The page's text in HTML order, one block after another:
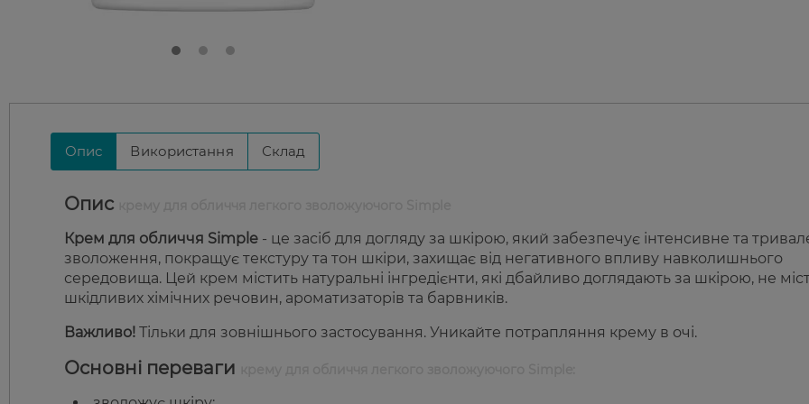
Опис Використання Склад
Опис
Крем для обличчя Simple - це засіб для догляду за шкірою, який забезпечує інтенсивне та
зволоження, покращує текстуру та тон шкіри, захищає від негативного впливу навколишнього
середовища. Цей крем містить натуральні інгредієнти, які дбайливо доглядають за шкірою, не
шкідливих хімічних речовин, ароматизаторів та барвників.
Важливо! Тільки для зовнішнього застосування. Уникайте потрапляння крему в очі.
Основні переваги